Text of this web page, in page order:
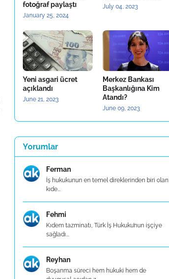
fotoğraf paylaştı
January 25, 2024
July 04, 2023
Yeni asgari ücret
açıklandı
June 21, 2023
Merkez Bankası
Başkanlığına Kim
Atandı?
June 09, 2023
Yorumlar
Ferman
İş hukukunun en temel direklerinden biri olan
kıde...
Fehmi
Kıdem tazminatı, Türk İş Hukuku’nun işçiye
sağladı...
Reyhan
Boşanma süreci hem hukuki hem de